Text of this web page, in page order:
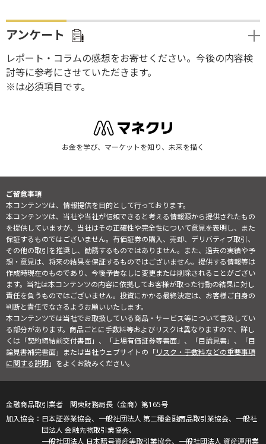
アンケート
レポート・コラムの感想をお寄せください。今後の内容検
討等に参考にさせていただきます。
※は必須項目です。
お金を学び、マーケットを知り、未来を描く
ご留意事項
本コンテンツは、情報提供を目的として行っております。
本コンテンツは、当社や当社が信頼できると考える情報源から提供されたもの
を提供していますが、当社はその正確性や完全性について意見を表明し、また
保証するものではございません。有価証券の購入、売却、デリバティブ取引、
その他の取引を推奨し、勧誘するものではありません。また、過去の実績や予
想・意見は、将来の結果を保証するものではございません。提供する情報等は
作成時現在のものであり、今後予告なしに変更または削除されることがござい
ます。当社は本コンテンツの内容に依拠してお客様が取った行動の結果に対し
責任を負うものではございません。投資にかかる最終決定は、お客様ご自身の
判断と責任でなさるようお願いいたします。
本コンテンツでは当社でお取扱している商品・サービス等について言及してい
る部分があります。商品ごとに手数料等およびリスクは異なりますので、詳し
くは「契約締結前交付書面」、「上場有価証券等書面」、「目論見書」、「目
論見書補完書面」または当社ウェブサイトの「リスク・手数料などの重要事項
に関する説明」をよくお読みください。
金融商品取引業者 関東財務局長（金商）第165号
日本証券業協会、一般社団法人 第二種金融商品取引業協会、一般社
団法人 金融先物取引業協会、
一般社団法人 日本暗号資産等取引業協会、一般社団法人 資産運用業